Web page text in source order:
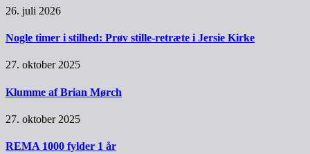
26. juli 2026
Nogle timer i stilhed: Prøv stille-retræte i Jersie Kirke
27. oktober 2025
Klumme af Brian Mørch
27. oktober 2025
REMA 1000 fylder 1 år